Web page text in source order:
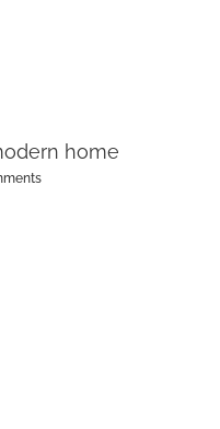
home